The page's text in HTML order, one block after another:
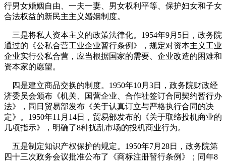
行男女婚姻自由、一夫一妻、男女权利平等、保护妇女和子女
合法权益的新民主主义婚姻制度。
三是将私人资本主义的政策法律化。 1954年9月 5日
，政务院
通过的《公私合营工业企业暂行条例》，规定对资本主义工业
企业实行公私合营，应当根据国家的需要、企业改造的困难和
资本家的愿望。
四是建立商品交换的制度。 1950年10月 3日
，政务院财政经
济委员会颁布《机关、国营企业、合作社签订合同契约暂行办
法》，同日贸易部发布《关于认真订立与严格执行合同的决
定》。 1950年11 月 14日
，贸易部发布的《关于取缔投机商业的
几项指示》，明确了8种扰乱市场的投机商业行为。
五是制定知识产权保护的规定。 1950年7月 28日
，政务院第
四十三次政务会议批准公布了《商标注册暂行条例》；同年8